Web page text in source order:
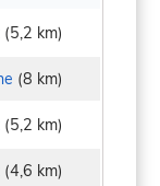
(5,2 km)
(8 km)
(5,2 km)
(4,6 km)